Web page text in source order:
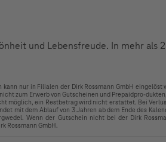
und Lebensfreude. In mehr
kann nur in Filialen der Dirk Rossmann GmbH
zum Erwerb von Gutscheinen und Prepaidpro-
möglich, ein Restbetrag wird nicht erstattet. Bei
mit dem Ablauf von 3 Jahren ab dem Ende des
Wenn der Gutschein nicht bei der Dirk
Rossmann GmbH.